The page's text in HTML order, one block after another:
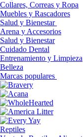
Collares, Correas y Ropa
Muebles y Rascadores
Salud y Bienestar
Arena y Accesorios
Salud y Bienestar
Cuidado Dental
Entrenamiento y Limpieza
Belleza
Marcas populares
Reptiles